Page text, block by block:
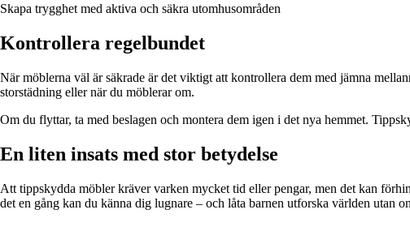
Skapa trygghet med aktiva och säkra utomhusområden
Kontrollera regelbundet
När möblerna väl är säkrade är det viktigt att kontrollera dem med jämna
storstädning eller när du möblerar om.
Om du flyttar, ta med beslagen och montera dem igen i det nya hemmet.
En liten insats med stor betydelse
Att tippskydda möbler kräver varken mycket tid eller pengar, men det kan
det en gång kan du känna dig lugnare – och låta barnen utforska världen utan